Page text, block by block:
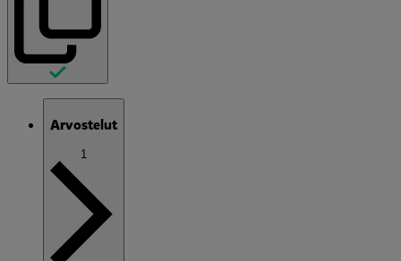
Arvostelut
1